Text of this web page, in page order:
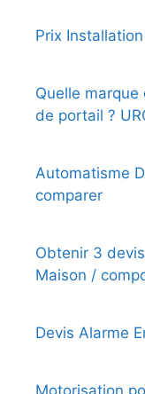
Prix
Quelle
de portail ?
Automatisme
comparer
Obtenir 3
Maison /
Devis Alarme